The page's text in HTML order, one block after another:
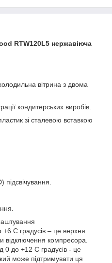
RTW120L5 нержавіюча
вітрина з двома
кондитерських виробів.
зі сталевою вставкою
підсвічування.
С градусів – це верхня
компресора.
0 до +12 С градусів - це
може підтримувати ця